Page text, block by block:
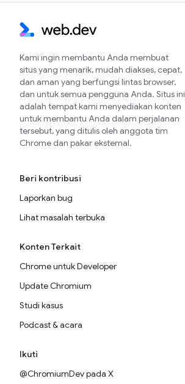
Kami ingin membantu Anda membuat
situs yang menarik, mudah diakses, cepat,
dan aman yang berfungsi lintas browser,
dan untuk semua pengguna Anda. Situs ini
adalah tempat kami menyediakan konten
untuk membantu Anda dalam perjalanan
tersebut, yang ditulis oleh anggota tim
Chrome dan pakar eksternal.
Beri kontribusi
Laporkan bug
Lihat masalah terbuka
Konten Terkait
Chrome untuk Developer
Update Chromium
Studi kasus
Podcast & acara
Ikuti
@ChromiumDev pada X